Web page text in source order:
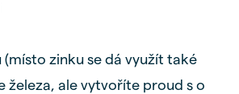
zinku se dá využít také
železa, ale vytvoříte proud s o